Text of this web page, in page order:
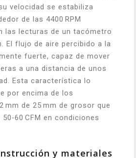
velocidad se estabiliza
de las 4400 RPM
las lecturas de un tacómetro
El flujo de aire percibido a la
fuerte, capaz de mover
a una distancia de unos
Esta característica lo
por encima de los
mm de 25 mm de grosor que
CFM en condiciones
y materiales